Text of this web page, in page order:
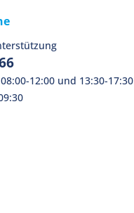
12:00 und 13:30-17:30